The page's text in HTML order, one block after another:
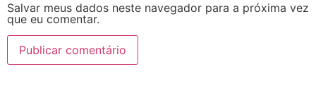
Salvar meus dados neste navegador para a próxima vez
que eu comentar.